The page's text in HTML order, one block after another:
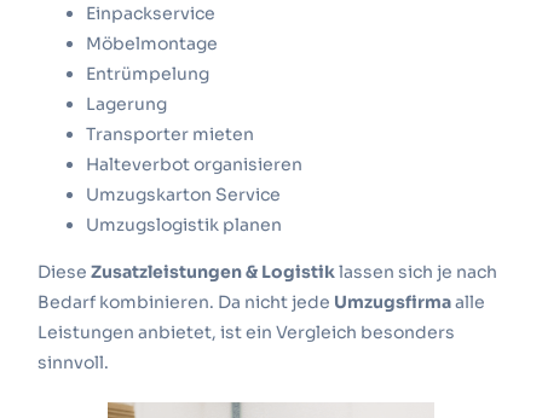
Einpackservice
Möbelmontage
Entrümpelung
Lagerung
Transporter mieten
Halteverbotorganisieren
Umzugskarton Service
Umzugslogistik planen
DieseZusatzleistungen & Logistiklassen sich je nach
Bedarf kombinieren. Da nicht jede Umzugsfirmaalle
Leistungen anbietet, ist ein Vergleich besonders
sinnvoll.